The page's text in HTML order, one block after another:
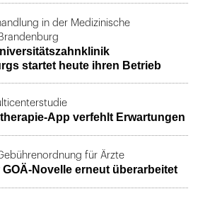
in der Medizinische
startet heute ihren Betrieb
App verfehlt Erwartungen
für Ärzte
GOÄ-Novelle erneut überarbeitet